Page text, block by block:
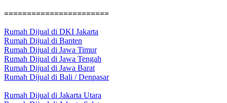
=======================
Rumah Dijual di DKI Jakarta
Rumah Dijual di Banten
Rumah Dijual di Jawa Timur
Rumah Dijual di Jawa Tengah
Rumah Dijual di Jawa Barat
Rumah Dijual di Bali / Denpasar
Rumah Dijual di Jakarta Utara